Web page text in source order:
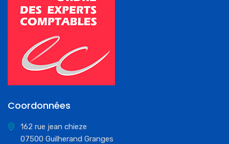
Coordonnées
162 rue jean chieze
07500 Guilherand Granges